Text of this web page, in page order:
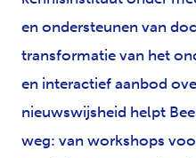
en ondersteunen van
transformatie van het
en interactief aanbod
nieuwswijsheid helpt
weg: van workshops